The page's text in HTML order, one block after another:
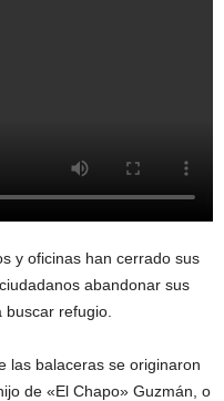
y oficinas han cerrado sus
abandonar sus
refugio.
las balaceras se originaron
de «El Chapo» Guzmán, o